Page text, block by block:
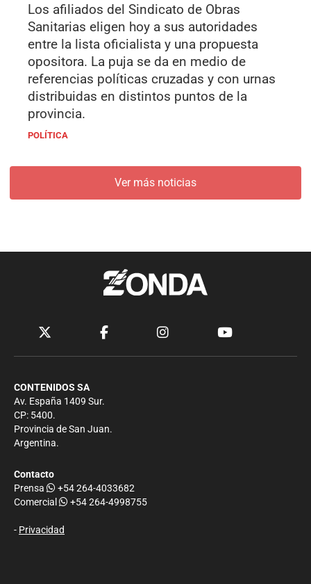
Los afiliados del Sindicato de Obras
Sanitarias eligen hoy a sus autoridades
entre la lista oficialista y una propuesta
opositora. La puja se da en medio de
referencias políticas cruzadas y con urnas
distribuidas en distintos puntos de la
provincia.
POLÍTICA
Ver más noticias
CONTENIDOS SA
Av. España 1409 Sur.
CP: 5400.
Provincia de San Juan.
Argentina.
Contacto
Prensa
+54 264-4033682
Comercial
+54 264-4998755
- Privacidad